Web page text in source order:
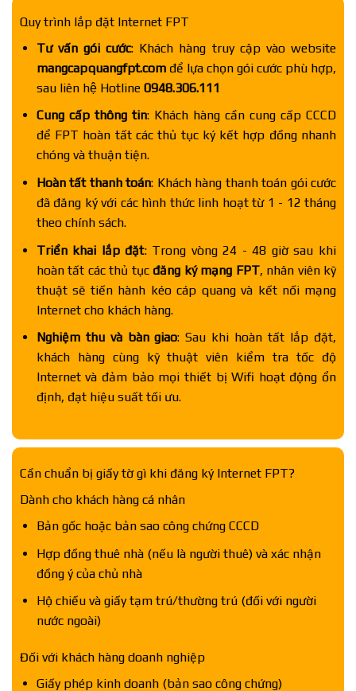
Quy trình lắp đặt Internet FPT
Tư vấn gói cước: Khách hàng truy cập vào website
mangcapquangfpt.comđể lựa chọn gói cước phù hợp,
sau liên hệ Hotline 0948.306.111
Cung cấp thông tin: Khách hàng cần cung cấp CCCD
để FPT hoàn tất các thủ tục ký kết hợp đồng nhanh
chóng và thuận tiện.
Hoàn tất thanh toán: Khách hàng thanh toán gói cước
đã đăng ký với các hình thức linh hoạt từ 1 - 12 tháng
theo chính sách.
Triển khai lắp đặt: Trong vòng 24 - 48 giờ sau khi
hoàn tất các thủ tục đăng ký mạng FPT, nhân viên kỹ
thuật sẽ tiến hành kéo cáp quang và kết nối mạng
Internet cho khách hàng.
Nghiệm thu và bàn giao: Sau khi hoàn tất lắp đặt,
khách hàng cùng kỹ thuật viên kiểm tra tốc độ
Internet và đảm bảo mọi thiết bị Wifi hoạt động ổn
định, đạt hiệu suất tối ưu.
Cần chuẩn bị giấy tờ gì khi đăng ký Internet FPT?
Dành cho khách hàng cá nhân
Bản gốc hoặc bản sao công chứng CCCD
Hợp đồng thuê nhà (nếu là người thuê) và xác nhận
đồng ý của chủ nhà
Hộ chiếu và giấy tạm trú/thường trú (đối với người
nước ngoài)
Đối với khách hàng doanh nghiệp
Giấy phép kinh doanh (bản sao công chứng)